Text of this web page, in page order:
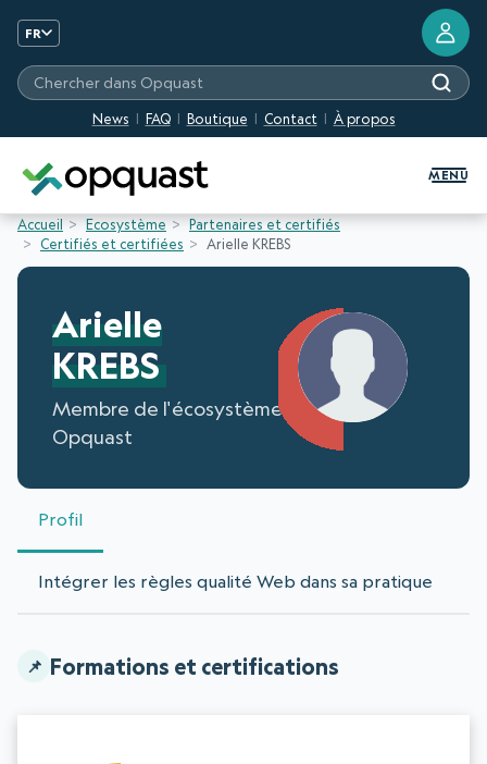
FR
News FAQ Boutique Contact À propos
Chercher dans Opquast
MENU
Accueil Ecosystème
Partenaires et certifiés
Certifiés et certifiées
Arielle KREBS
Arielle
KREBS
Membre de l'écosystème
Opquast
Profil
Intégrer les règles qualité Web dans sa pratique
Formations et certifications